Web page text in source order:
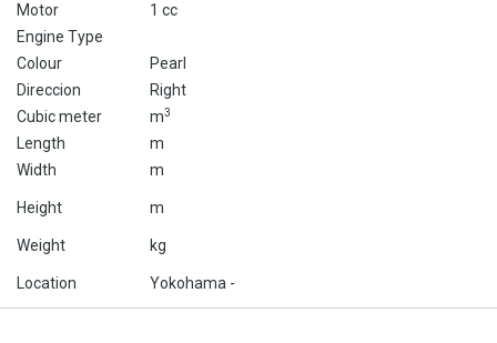
Motor
1 cc
Engine Type
Colour
Pearl
Direccion
Right
Cubic meter
m3
Length
m
Width
m
Height m
Weight kg
Location Yokohama -